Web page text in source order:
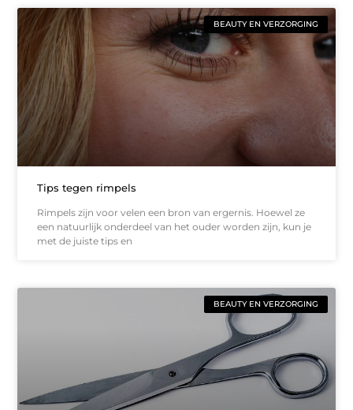
BEAUTY EN VERZORGING
Tips tegen rimpels
Rimpels zijn voor velen een bron van ergernis. Hoewel ze
een natuurlijk onderdeel van het ouder worden zijn, kun je
met de juiste tips en
BEAUTY EN VERZORGING